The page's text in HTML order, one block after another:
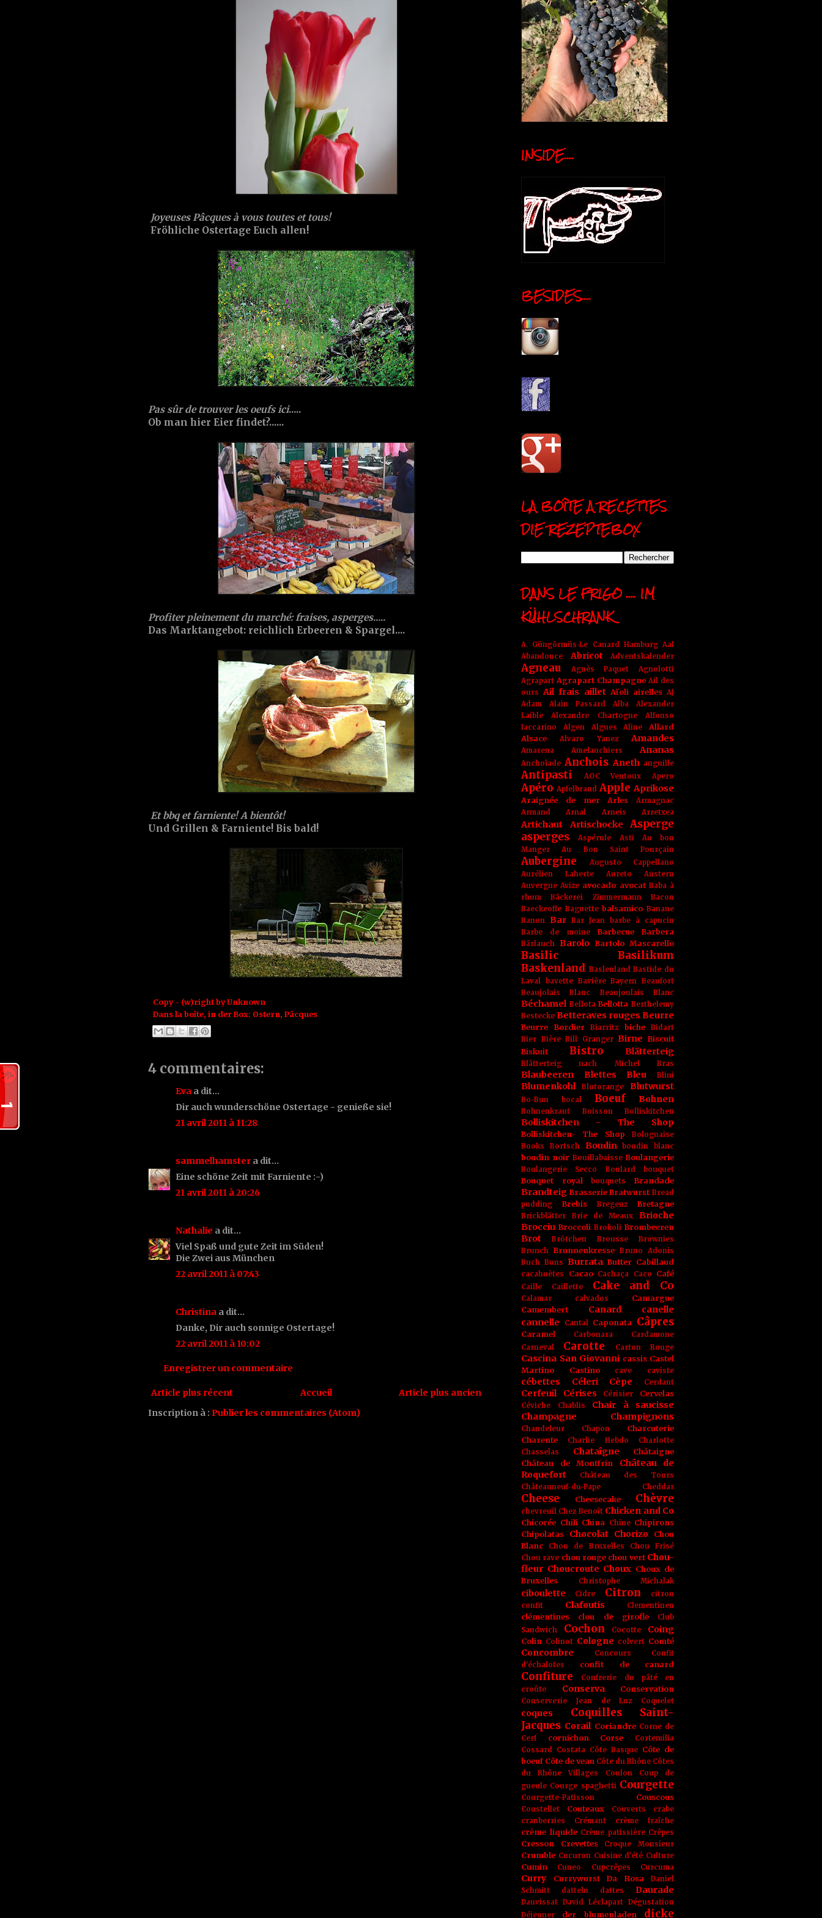
Joyeuses Pâcques à vous toutes et tous!
Fröhliche Ostertage Euch allen!
Pas sûr de trouver les oeufs ici.....
Ob man hier Eier findet?......
Profiter pleinement du marché: fraises, asperges.....
Das Marktangebot: reichlich Erbeeren & Spargel....
Et bbq et farniente! A bientôt!
Und Grillen & Farniente! Bis bald!
Copy - (w)right byUnknown
Dans la boîte, in der Box: Ostern, Pâcques
4 commentaires:
Eva a dit…
Dir auch wunderschöne Ostertage - genieße sie!
21 avril 2011 à 11:28
sammelhamster a dit…
Eine schöne Zeit mit Farniente :-)
21 avril 2011 à 20:26
Nathalie a dit…
Viel Spaß und gute Zeit im Süden!
Die Zwei aus München
22 avril 2011 à 07:43
Christina a dit…
Danke, Dir auch sonnige Ostertage!
22 avril 2011 à 10:02
Enregistrer un commentaire
Article plus récent Article plus ancien
Accueil
Inscription à : Publier les commentaires (Atom)
INSIDE....
BESIDES....
LA BOÎTE A RECETTES
DIE REZEPTEBOX
DANS LE FRIGO .... IM
KÜHLSCHRANK
A. Güngörmüs-Le Canard Hamburg Aal
Abandonce
Abricot Adventskalender
Agneau Agnès Paquet
Agnolotti
Agrapart Agrapart Champagne Ail des
ours Ail frais aillet Aïoli airelles AJ
Adam
Alain Passard Alba
Alexander
Laible
Alexandre Chartogne
Alfonso
Iaccarino
Algen Algues Aline
Allard
Alsace
Alvaro Yanez Amandes
Amarena Amelanchiers Ananas
Anchoïade Anchois Aneth anguille
Antipasti AOC Ventoux Apero
Apéro Apfelbrand Apple Aprikose
Araignée de mer Arles
Armagnac
Armand Arnal
Arneis Arretxea
Artichaut Artischocke
Asperge
asperges
Aspérule Asti
Au bon
Manger
Au Bon Saint Pourçain
Aubergine
Augusto Cappellano
Aurélien Laherte
Aureto
Austern
Auvergne Avize avocado avocat Baba à
rhum
Bäckerei Zimmermann
Bacon
Baeckeoffe Baguette balsamico Banane
Banon Bar Bar Jean
barbe à capucin
Barbe de moine
Barbecue Barbera
Bärlauch Barolo Bartolo Mascarello
Basilic
Basilikum
Baskenland Baslenland Bastide du
Laval
bavette Bavière Bayern Beaufort
Beaujolais Blanc
Beaujoulais Blanc
Béchamel Bellota Bellotta Berthelemy
Bestecke Betteraves rouges Beurre
Beurre Bordier Biarritz biche
Bidart
Bier Bière Bill Granger Birne
Biscuit
Biskuit
Bistro Blätterteig
Blätterteig nach Michel Bras
Blaubeeren Blettes Bleu Blini
Blumenkohl Blutorange Blutwurst
Bo-Bun bocal Boeuf Bohnen
Bohnenkraut Boisson Bolliskitchen
Bolliskitchen - The Shop
Bolliskitchen- The Shop
Bolognaise
Books
Bortsch Boudin boudin blanc
boudin noir Bouillabaisse Boulangerie
Boulangerie Secco Boulard bouquet
Bouquet royal bouquets Brandade
Brandteig Brasserie Bratwurst Bread
pudding
Brebis Bregenz Bretagne
Brickblätter Brie de Meaux
Brioche
Brocciu Broccoli Brokoli Brombeeren
Brot Brötchen Brousse
Brownies
Brunch Brunnenkresse Bruno Adonis
Buch Buns Burrata Butter Cabillaud
cacahuètes Cacao Cachaça Caco Café
Caille Caillette Cake and Co
Calamar calvados
Camargue
Camembert
Canard
canelle
cannelle
Cantal Caponata Câpres
Caramel Carbonara
Cardamone
Carneval
Carotte Carton Rouge
Cascina San Giovanni cassis Castel
Martino
Castino cave caviste
cébettes Céleri Cèpe Cerdant
Cerfeuil Cérises Cérisier Cervelas
Céviche Chablis
Chair à saucisse
Champagne
Champignons
Chandeleur Chapon
Charcuterie
Charente
Charlie Hebdo
Charlotte
Chasselas
Chataîgne
Châtaigne
Château de Montfrin
Château de
Roquefort
Château des Tours
Châteauneuf-du-Pape
Cheddar
Cheese Cheesecake Chèvre
chevreuil Chez Benoît Chicken and Co
Chicorée Chili China Chine Chipirons
Chipolatas
Chocolat Chorizo
Chou
Blanc
Chou de Bruxelles
Chou Frisé
Chou rave chou rouge chou vert Chou-
fleur Choucroute Choux Choux de
Bruxelles
Christophe Michalak
ciboulette Cidre Citron
citron
confit
Clafoutis Clementinen
clémentines clou de girofle
Club
Sandwich
Cochon Cocotte Coing
Colin Colinot Cologne colvert Comté
Concombre Concours
Confit
d'échalotes
confit de canard
Confiture
Confrerie du pâté en
croûte
Conserva Conservation
Conserverie Jean de Luz Coquelet
coques
Coquilles Saint-
Jacques Corail Coriandre Corne de
Cerf
cornichon Corse
Cortemilia
Cossard Costata Côte Basque Côte de
boeuf Côte de veau Côte du Rhône Côtes
du Rhône Villages
Coulon
Coup de
gueule Courge spaghetti Courgette
Courgette-Patisson Couscous
Coustellet Couteaux Couverts
crabe
cranberries
Crémant crème fraîche
crème liquide Crème patissière Crêpes
Cresson Crevettes Croque Monsieur
Crumble Cucuron Cuisine d'été Culture
Cumin Cuneo Cupcrêpes Curcuma
Curry Currywurst Da Rosa
Daniel
Schmitt
datteln dattes Daurade
Dauvissat David Léclapart Dégustation
Déjeuner
der blumenladen dicke